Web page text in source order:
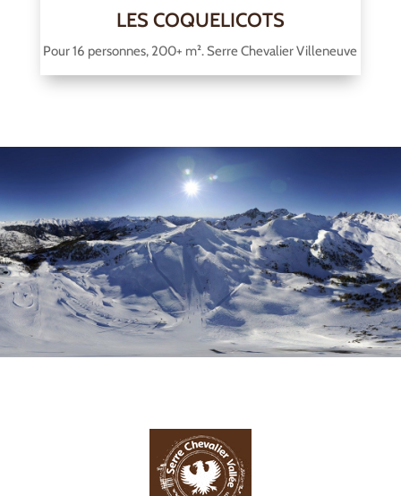
LES COQUELICOTS
Pour 16 personnes, 200+ m². Serre Chevalier Villeneuve